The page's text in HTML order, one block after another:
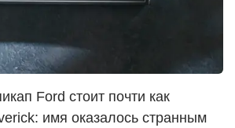
Ford стоит почти как
имя оказалось странным